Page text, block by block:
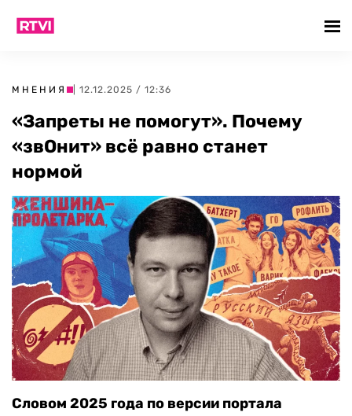
МНЕНИЯ | 12.12.2025 / 12:36
«Запреты не помогут». Почему
«звОнит» всё равно станет
нормой
Словом 2025 года по версии портала